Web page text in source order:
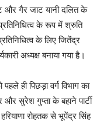
और गैर जाट यानी दलित के
के रूप में श्रुति
के लिए जितेंद्र
अध्यक्ष बनाया गया है।
ही पिछड़ा वर्ग विभाग का
और सुरेश गुप्ता के बहाने पार्टी
रोहतक से भूपेंद्र सिंह